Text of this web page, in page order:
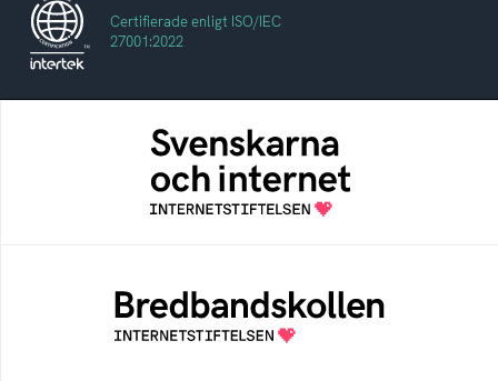
Certifierade enligt ISO/IEC
27001:2022
Svenskarna och internet
En årlig studie av svenska folkets
internetvanor
Bredbandskollen är ett oberoende
konsumentverktyg som drivs av
Internetstiftelsen